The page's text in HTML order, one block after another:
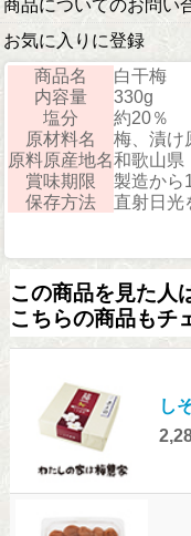
商品についてのお問い
お気に入りに登録
商品名
白干梅
内容量
330g
塩分
約20％
原材料名
梅、漬け
原料原産地名和歌山県
賞味期限
製造から
保存方法
直射日光
この商品を見た人
こちらの商品もチ
し